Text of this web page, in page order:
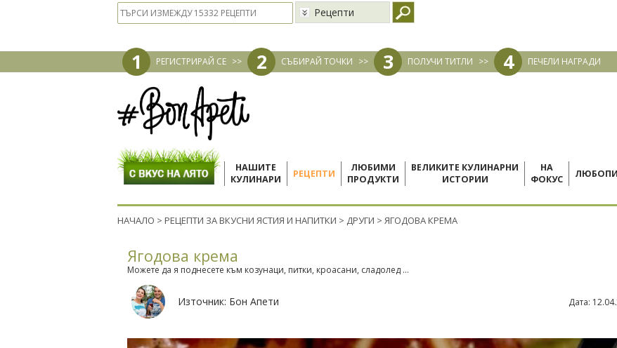
Рецепти
1 РЕГИСТРИРАЙ СЕ >> 2 СЪБИРАЙ ТОЧКИ >> 3 ПОЛУЧИ ТИТЛИ >> 4 ПЕЧЕЛИ НАГРАДИ
НАШИТЕ
КУЛИНАРИ
РЕЦЕПТИ
ЛЮБИМИ
ПРОДУКТИ
ВЕЛИКИТЕ КУЛИНАРНИ
ИСТОРИИ
НА
ФОКУС
НАЧАЛО > РЕЦЕПТИ ЗА ВКУСНИ ЯСТИЯ И НАПИТКИ > ДРУГИ > ЯГОДОВА КРЕМА
Ягодова крема
Можете да я поднесете към козунаци, питки, кроасани, сладолед ...
Източник: Бон Апети Дата: